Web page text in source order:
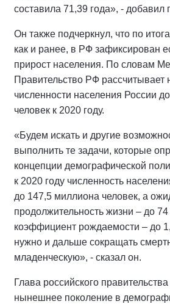
составила 71,39 года», - добавил
Он также подчеркнул, что по
как и ранее, в РФ зафиксирован
прирост населения. По словам
Правительство РФ рассчитывает
численности населения России
человек к 2020 году.
«Будем искать и другие
выполнить те задачи, которые
концепции демографической
к 2020 году численность
до 147,5 миллиона человек, а
продолжительность жизни – до
коэффициент рождаемости – до
нужно и дальше сокращать
младенческую», - сказал он.
Глава российского
нынешнее поколение в